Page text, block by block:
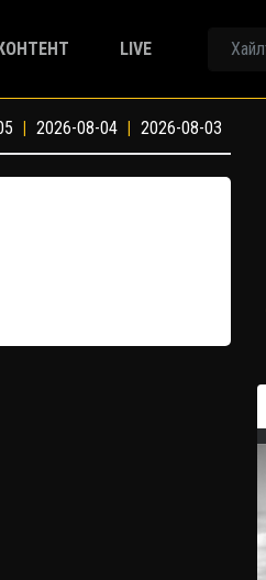
LIVE
| 2026-08-04 | 2026-08-03